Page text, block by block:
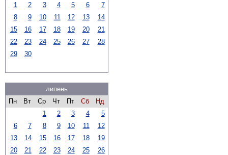
1
2 3 4 5 6
7
8
9 10 11 12 13
14
15
16 17 18 19 20
21
22
23 24 25 26 27
28
29
30
липень
Пн
Вт Ср Чт Пт Сб
Нд
1
2 3 4
5
6
7 8 9 10 11
12
13
14 15 16 17 18
19
20
21 22 23 24 25
26